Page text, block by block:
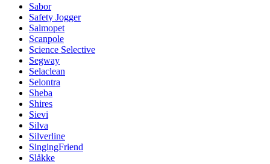
Sabor
Safety Jogger
Salmopet
Scanpole
Science Selective
Segway
Selaclean
Selontra
Sheba
Shires
Sievi
Silva
Silverline
SingingFriend
Slåkke